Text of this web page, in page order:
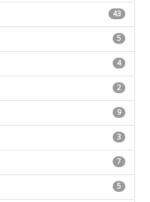
43
5
4
2
9
3
7
5